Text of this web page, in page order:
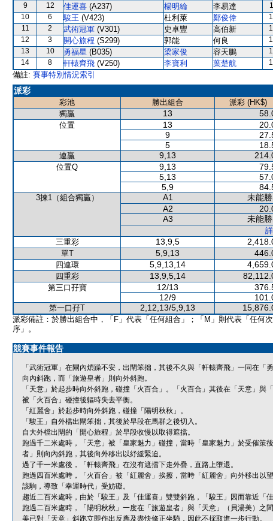
9
12 佳運喜 (A237) 楊明綸 李易達
10
6 駿王 (V423) 杜利萊 鄭俊偉
11
2 武術冠軍 (V301) 史卓豐 高伯新
12
3 開心旅程 (S299) 郭能 何良
13
10 勇福星 (B035) 梁家俊 容天鵬
14
8 軒轅齊飛 (V250) 李寶利 葉楚航
備註: 賽事特別情況索引
派彩
彩池 勝出組合
派彩 (HK$)
獨贏
13
位置 13
9
5
連贏 9,13
位置Q 9,13
5,13
5,9
3揀1（組合獨贏） A1
未能
A2
A3
未能
三重彩
13,9,5
單T 5,9,13
四連環 5,9,13,14
四重彩 13,9,5,14
第三口孖寶 12/13
12/9
第一口孖T 2,12,13/5,9,13
派彩備註：於勝出組合中，「F」代表「任何組合」；「M」則代表「任何次
序」。
競賽事件報告
「武術冠軍」在閘內煩躁不安，出閘笨拙，其後不久與「軒轅齊飛」一同在
向內斜跑，而「旅遊皇者」則向外斜跑。
「天意」於起步時向外斜跑，碰撞「火百合」。「火百合」其後在「天意」與
被「火百合」碰撞後軀時失去平衡。
「紅麗舍」於起步時向外斜跑，碰撞「陽明秋秋」。
「駿王」自外檔出閘笨拙，其後於早段在馬群之後切入。
自大外檔出閘的「開心旅程」於早段收慢以取得遮擋。
跑過千二米處時，「天意」被「皇家魅力」碰撞，當時「皇家魅力」於受催策
者」則向內斜跑，其後向外移出以紓緩緊迫。
過了千一米處後，「軒轅齊飛」在沒有遮擋下走外疊，直路上墮退。
跑過四百米處時，「火百合」被「紅麗舍」挨擦，當時「紅麗舍」向外移出以
該駒，導致「幸運時代」受妨礙。
趨近二百米處時，由於「駿王」及「佳運喜」雙雙斜跑，「駿王」因而靠近「
跑過二百米處時，「陽明秋秋」一度在「旅遊皇者」與「天意」（貝湯美）之
美已對「天意」斜跑立即作出反應及盡快修正坐騎，因此不採取進一步行動。